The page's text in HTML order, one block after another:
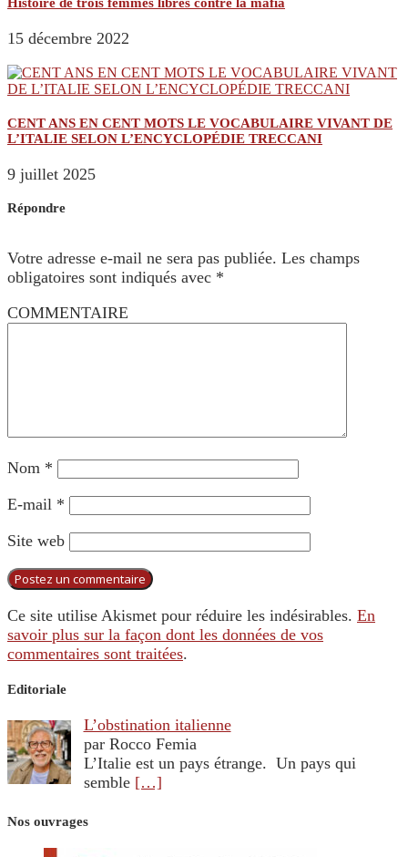
15 décembre 2022
CENT ANS EN CENT MOTS LE VOCABULAIRE VIVANT DE
L’ITALIE SELON L’ENCYCLOPÉDIE TRECCANI
9 juillet 2025
Répondre
Votre adresse e-mail ne sera pas publiée. Les champs
obligatoires sont indiqués avec *
COMMENTAIRE
Nom *
E-mail *
Site web
Ce site utilise Akismet pour réduire les indésirables. En
savoir plus sur la façon dont les données de vos
commentaires sont traitées.
Editoriale
L’obstination italienne
par Rocco Femia
L’Italie est un pays étrange. Un pays qui
semble […]
Nos ouvrages